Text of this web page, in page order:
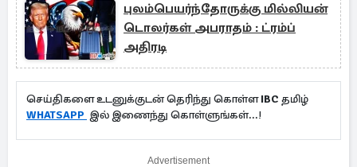
புலம்பெயர்ந்தோருக்கு மில்லியன்
டொலர்கள் அபராதம் : ட்ரம்ப்
அதிரடி
செய்திகளை உடனுக்குடன் தெரிந்து கொள்ளIBC தமிழ்
WHATSAPP இல் இணைந்து கொள்ளுங்கள்...!
Advertisement